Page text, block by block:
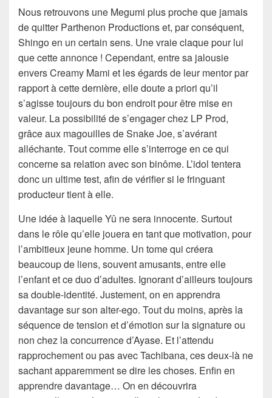
Nous retrouvons une Megumi plus proche que jamais
de quitter Parthenon Productions et, par conséquent,
Shingo en un certain sens. Une vraie claque pour lui
que cette annonce ! Cependant, entre sa jalousie
envers Creamy Mami et les égards de leur mentor par
rapport à cette dernière, elle doute a priori qu’il
s’agisse toujours du bon endroit pour être mise en
valeur. La possibilité de s’engager chez LP Prod,
grâce aux magouilles de Snake Joe, s’avérant
alléchante. Tout comme elle s’interroge en ce qui
concerne sa relation avec son binôme. L’idol tentera
donc un ultime test, afin de vérifier si le fringuant
producteur tient à elle.
Une idée à laquelle Yû ne sera innocente. Surtout
dans le rôle qu’elle jouera en tant que motivation, pour
l’ambitieux jeune homme. Un tome qui créera
beaucoup de liens, souvent amusants, entre elle
l’enfant et ce duo d’adultes. Ignorant d’ailleurs toujours
sa double-identité. Justement, on en apprendra
davantage sur son alter-ego. Tout du moins, après la
séquence de tension et d’émotion sur la signature ou
non chez la concurrence d’Ayase. Et l’attendu
rapprochement ou pas avec Tachibana, ces deux-là ne
sachant apparemment se dire les choses. Enfin en
apprendre davantage… On en découvrira